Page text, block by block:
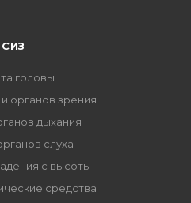
СИЗ
головы
органов зрения
дыхания
слуха
с высоты
средства